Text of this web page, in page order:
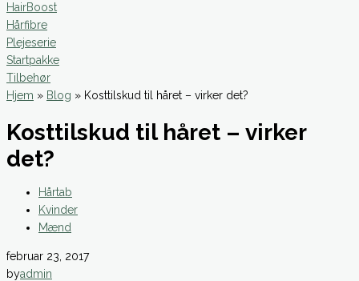
HairBoost
Hårfibre
Plejeserie
Startpakke
Tilbehør
Hjem » Blog » Kosttilskud til håret – virker det?
Kosttilskud til håret – virker
det?
Hårtab
Kvinder
Mænd
februar 23, 2017
byadmin